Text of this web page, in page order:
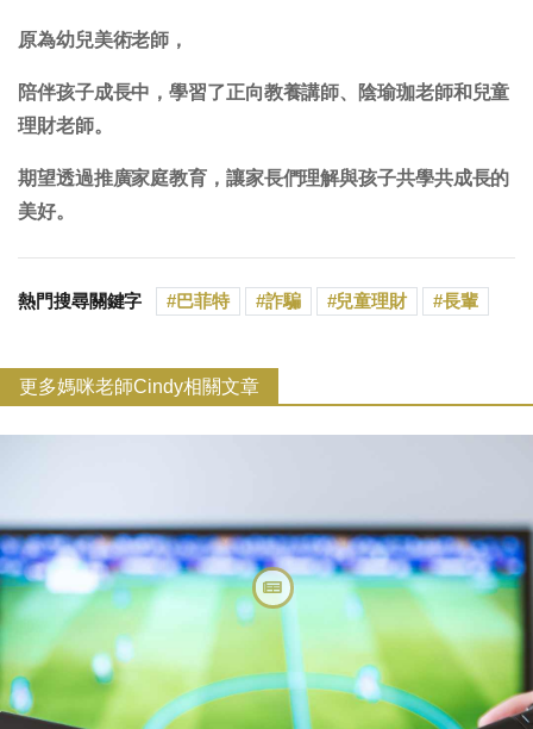
原為幼兒美術老師，
陪伴孩子成長中，學習了正向教養講師、陰瑜珈老師和兒童
理財老師。
期望透過推廣家庭教育，讓家長們理解與孩子共學共成長的
美好。
熱門搜尋關鍵字 巴菲特 詐騙 兒童理財 長輩
更多媽咪老師Cindy相關文章